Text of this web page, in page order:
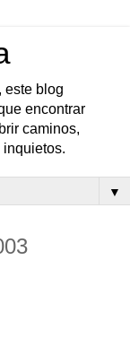
este blog
encontrar
caminos,
inquietos.
▼